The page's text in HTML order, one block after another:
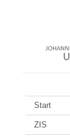
Start
ZIS